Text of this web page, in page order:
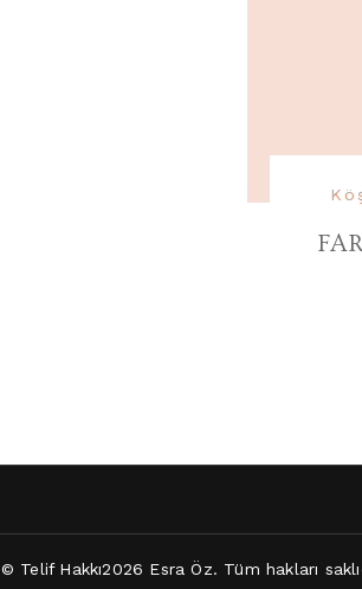
© Telif Hakkı2026 Esra Öz. Tüm hakları